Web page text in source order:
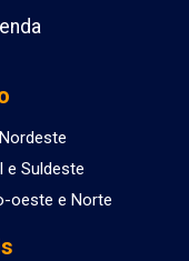
e Suldeste
oeste e Norte